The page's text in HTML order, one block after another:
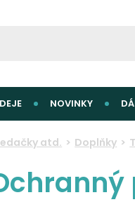
NOVINKY
atd. Doplňky